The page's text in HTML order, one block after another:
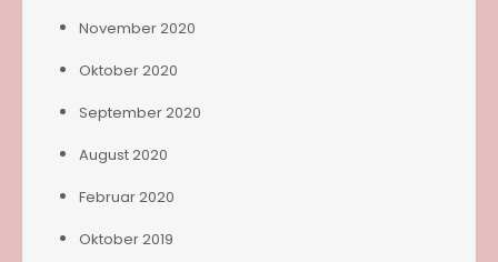
November 2020
Oktober 2020
September 2020
August 2020
Februar 2020
Oktober 2019